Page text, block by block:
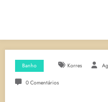
Banho Korres
0 Comentários